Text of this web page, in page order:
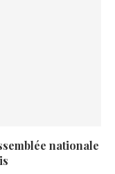
nationale